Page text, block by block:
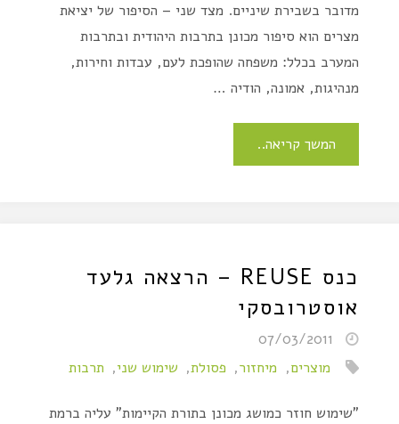
מדובר בשבירת שיניים. מצד שני – הסיפור של יציאת
מצרים הוא סיפור מכונן בתרבות היהודית ובתרבות
המערב בכלל: משפחה שהופכת לעם, עבדות וחירות,
מנהיגות, אמונה, הודיה …
המשך קריאה..
כנס REUSE – הרצאה גלעד
אוסטרובסקי
07/03/2011
מוצרים, מיחזור, פסולת, שימוש שני, תרבות
"שימוש חוזר כמושג מכונן בתורת הקיימות" עליה ברמת